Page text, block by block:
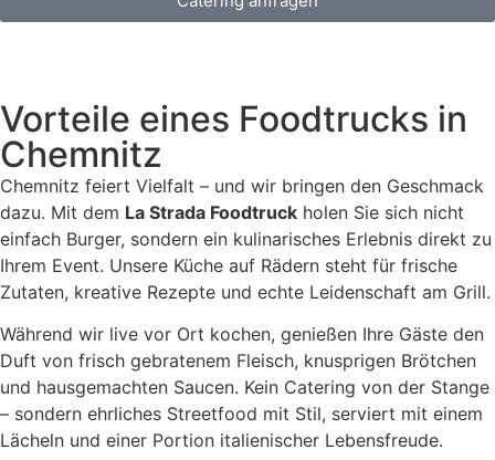
Vorteile eines Foodtrucks in
Chemnitz
Chemnitz feiert Vielfalt – und wir bringen den Geschmack
dazu. Mit dem La Strada Foodtruck holen Sie sich nicht
einfach Burger, sondern ein kulinarisches Erlebnis direkt zu
Ihrem Event. Unsere Küche auf Rädern steht für frische
Zutaten, kreative Rezepte und echte Leidenschaft am Grill.
Während wir live vor Ort kochen, genießen Ihre Gäste den
Duft von frisch gebratenem Fleisch, knusprigen Brötchen
und hausgemachten Saucen. Kein Catering von der Stange
– sondern ehrliches Streetfood mit Stil, serviert mit einem
Lächeln und einer Portion italienischer Lebensfreude.